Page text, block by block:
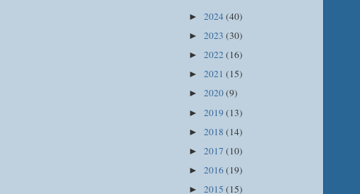
► 2024(40)
► 2023 (30)
► 2022(16)
► 2021 (15)
► 2020(9)
► 2019 (13)
► 2018 (14)
► 2017 (10)
► 2016(19)
► 2015 (15)